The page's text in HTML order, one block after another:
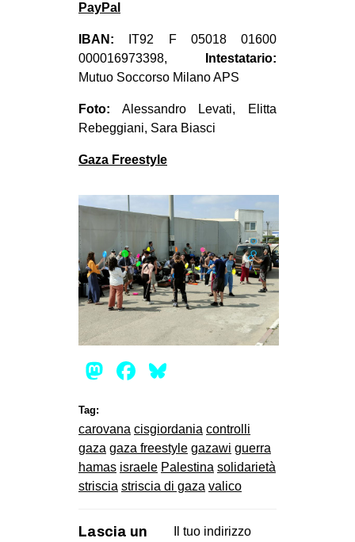
PayPal
IBAN: IT92 F 05018 01600
000016973398,
Intestatario:
Mutuo Soccorso Milano APS
Foto: Alessandro Levati, Elitta
Rebeggiani, Sara Biasci
Gaza Freestyle
Mastodon
Facebook
Tag:
carovana cisgiordania controlli
gaza gaza freestyle gazawi guerra
hamas israele Palestina solidarietà
striscia striscia di gaza valico
Lascia un
Il tuo indirizzo